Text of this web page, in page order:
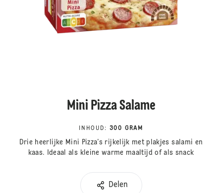
Mini Pizza Salame
INHOUD : 300 GRAM
Drie heerlijke Mini Pizza’s rijkelijk met plakjes salami en
kaas. Ideaal als kleine warme maaltijd of als snack
Delen